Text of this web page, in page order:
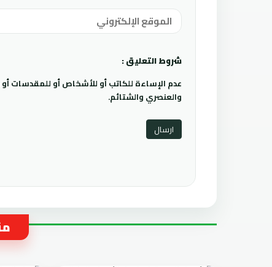
شروط التعليق :
عدم الإساءة للكاتب أو للأشخاص أو للمقدسات أو
والعنصري والشتائم.